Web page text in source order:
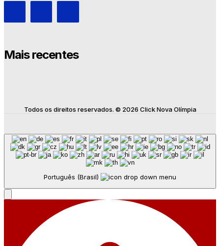
Mais recentes
Todos os direitos reservados. © 2026 Click Nova Olímpia
Português (Brasil)